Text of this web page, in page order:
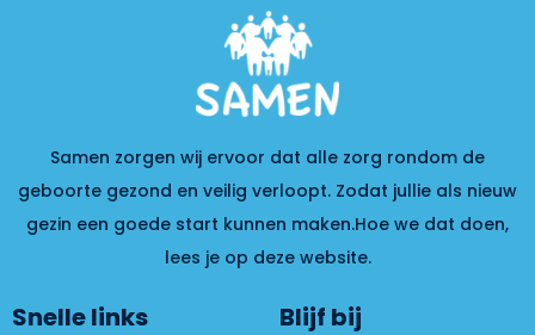
Samen zorgen wij ervoor dat alle zorg rondom de
geboorte gezond en veilig verloopt. Zodat jullie als nieuw
gezin een goede start kunnen maken.Hoe we dat doen,
lees je op deze website.
Snelle links Blijf bij